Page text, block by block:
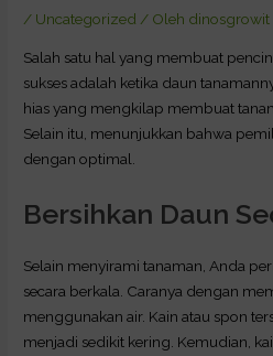
/ Uncategorized / Oleh dinosgrowit
Salah satu hal yang membuat
sukses adalah ketika daun
hias yang mengkilap membuat
Selain itu, menunjukkan bahwa
dengan optimal.
Bersihkan Daun
Selain menyirami tanaman, Anda
secara berkala. Caranya dengan
menggunakan air. Kain atau spon
menjadi sedikit kering. Kemudian,